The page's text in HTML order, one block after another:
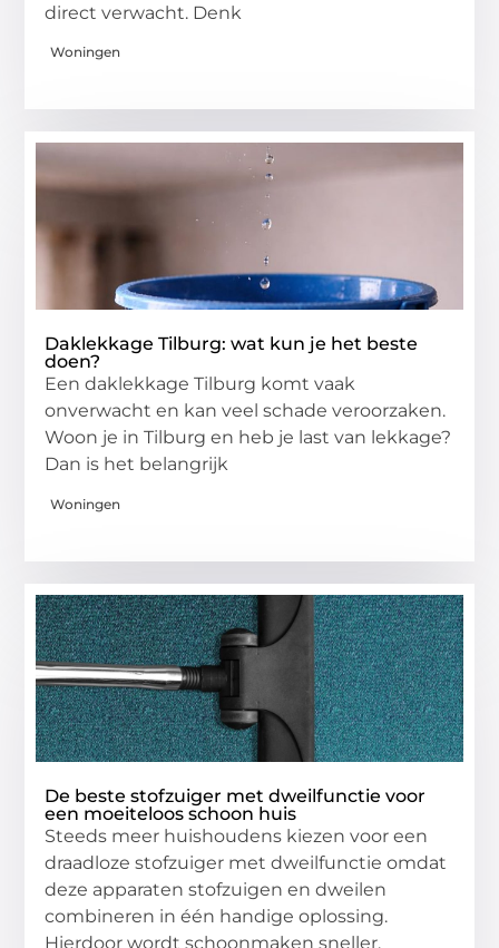
direct verwacht. Denk
Woningen
Daklekkage Tilburg: wat kun je het beste
doen?
Een daklekkage Tilburg komt vaak
onverwacht en kan veel schade veroorzaken.
Woon je in Tilburg en heb je last van lekkage?
Dan is het belangrijk
Woningen
De beste stofzuiger met dweilfunctie voor
een moeiteloos schoon huis
Steeds meer huishoudens kiezen voor een
draadloze stofzuiger met dweilfunctie omdat
deze apparaten stofzuigen en dweilen
combineren in één handige oplossing.
Hierdoor wordt schoonmaken sneller,